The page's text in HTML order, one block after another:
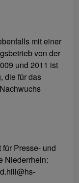
mit einer
von der
und 2011 ist
die für das
Presse- und
Niederrhein: